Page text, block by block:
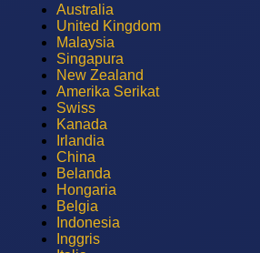
Australia
United Kingdom
Malaysia
Singapura
New Zealand
Amerika Serikat
Swiss
Kanada
Irlandia
China
Belanda
Hongaria
Belgia
Indonesia
Inggris